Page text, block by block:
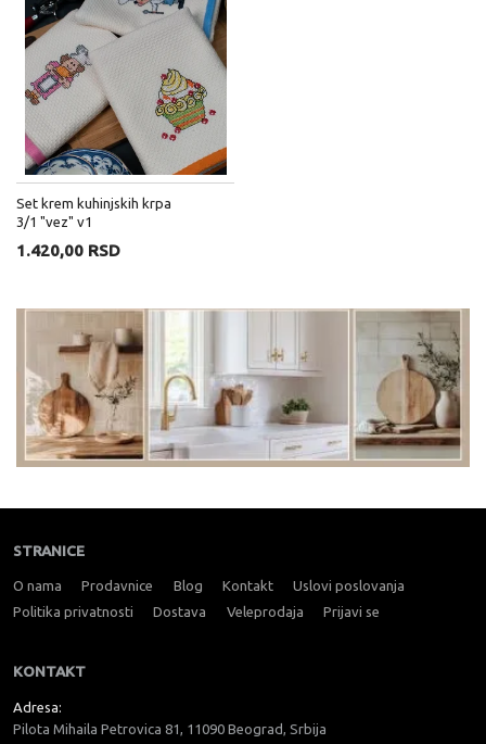
Set krem kuhinjskih krpa
3/1 "vez" v1
1.420,00 RSD
STRANICE
O nama Prodavnice Blog Kontakt
Uslovi poslovanja
Politika privatnosti
Dostava Veleprodaja Prijavi se
KONTAKT
Adresa:
Pilota Mihaila Petrovica 81, 11090 Beograd, Srbija